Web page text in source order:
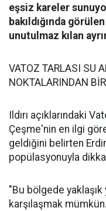
eşsiz kareler
bakıldığında
unutulmaz kılan
VATOZ TARLASI SU
NOKTALARINDAN
Ildırı açıklarındaki
Çeşme'nin en ilgi
geldiğini belirten
popülasyonuyla
"Bu bölgede
karşılaşmak